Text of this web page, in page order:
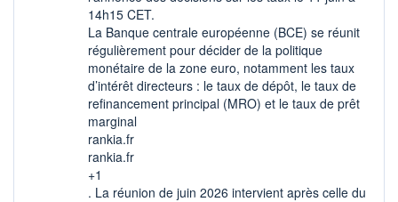
14h15 CET.
La Banque centrale européenne (BCE) se réunit
régulièrement pour décider de la politique
monétaire de la zone euro, notamment les taux
d’intérêt directeurs : le taux de dépôt, le taux de
refinancement principal (MRO) et le taux de prêt
marginal
rankia.fr
rankia.fr
+1
. La réunion de juin 2026 intervient après celle du